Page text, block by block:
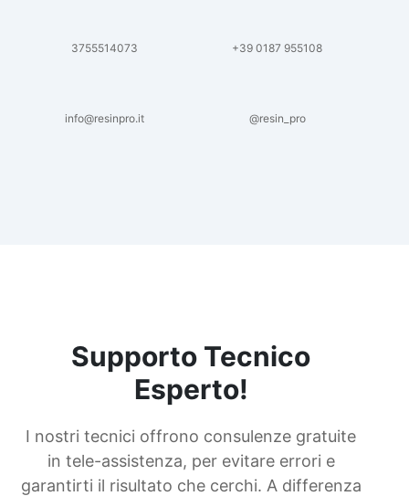
3755514073 +39 0187 955108
info@resinpro.it @resin_pro
Supporto Tecnico
Esperto!
I nostri tecnici offrono consulenze gratuite
in tele-assistenza, per evitare errori e
garantirti il risultato che cerchi. A differenza